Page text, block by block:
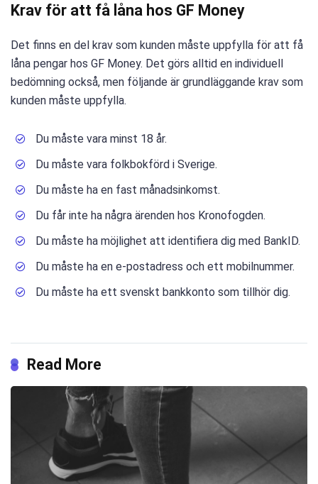
Krav för att få låna hos GF Money
Det finns en del krav som kunden måste uppfylla för att få
låna pengar hos GF Money. Det görs alltid en individuell
bedömning också, men följande är grundläggande krav som
kunden måste uppfylla.
Du måste vara minst 18 år.
Du måste vara folkbokförd i Sverige.
Du måste ha en fast månadsinkomst.
Du får inte ha några ärenden hos Kronofogden.
Du måste ha möjlighet att identifiera dig med BankID.
Du måste ha en e-postadress och ett mobilnummer.
Du måste ha ett svenskt bankkonto som tillhör dig.
Read More